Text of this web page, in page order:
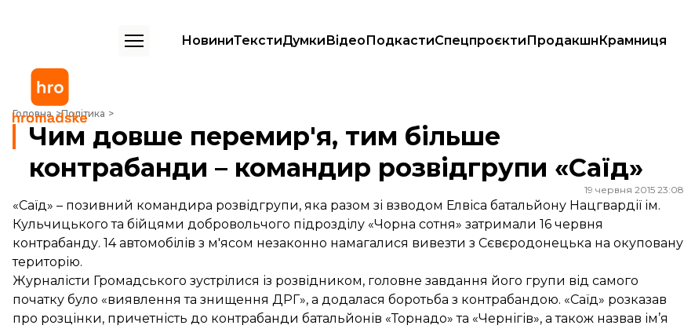
НовиниТекстиДумкиВідеоПодкастиСпецпроєктиПродакшнКрамниця
Головна Політика
Чим довше перемир'я, тим більше контрабанди – командир розвідгрупи «Саїд»
Чим довше перемир'я, тим більше
контрабанди – командир розвідгрупи «Саїд»
19 червня 2015 23:08
«Саїд» – позивний командира розвідгрупи, яка разом зі взводом Елвіса батальйону Нацгвардії ім.
Кульчицького та бійцями добровольчого підрозділу «Чорна сотня» затримали 16 червня
контрабанду. 14 автомобілів з м'ясом незаконно намагалися вивезти з Сєвєродонецька на окуповану
територію.
Журналісти Громадського зустрілися із розвідником, головне завдання його групи від самого
початку було «виявлення та знищення ДРГ», а додалася боротьба з контрабандою. «Саїд» розказав
про розцінки, причетність до контрабанди батальйонів «Торнадо» та «Чернігів», а також назвав ім’я